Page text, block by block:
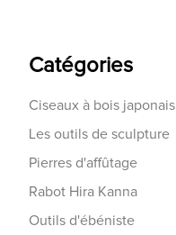
Catégories
Ciseaux à bois japonais
Les outils de sculpture
Pierres d'affûtage
Rabot Hira Kanna
Outils d'ébéniste